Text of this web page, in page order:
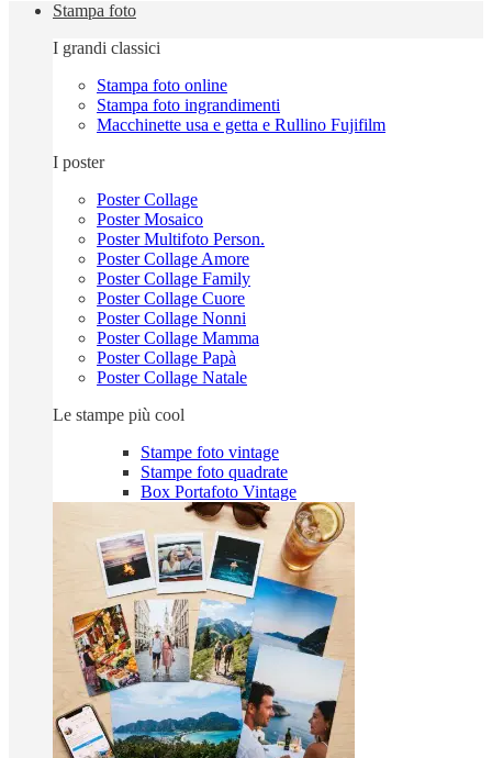
Stampa foto
I grandi classici
Stampa foto online
Stampa foto ingrandimenti
Macchinette usa e getta e Rullino Fujifilm
I poster
Poster Collage
Poster Mosaico
Poster Multifoto Person.
Poster Collage Amore
Poster Collage Family
Poster Collage Cuore
Poster Collage Nonni
Poster Collage Mamma
Poster Collage Papà
Poster Collage Natale
Le stampe più cool
Stampe foto vintage
Stampe foto quadrate
Box Portafoto Vintage